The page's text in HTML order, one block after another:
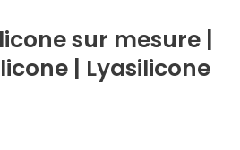
sur mesure |
| Lyasilicone